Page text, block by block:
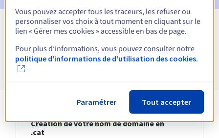
Voir toutes les extensions
Informations sur le .cat
Création de votre nom de domaine en
.cat
Vous pouvez accepter tous les traceurs, les refuser ou
personnaliser vos choix à tout moment en cliquant sur le
lien « Gérer mes cookies » accessible en bas de page.
Pour plus d’informations, vous pouvez consulter notre
politique d'informations de d'utilisation des cookies.
Paramétrer Tout accepter